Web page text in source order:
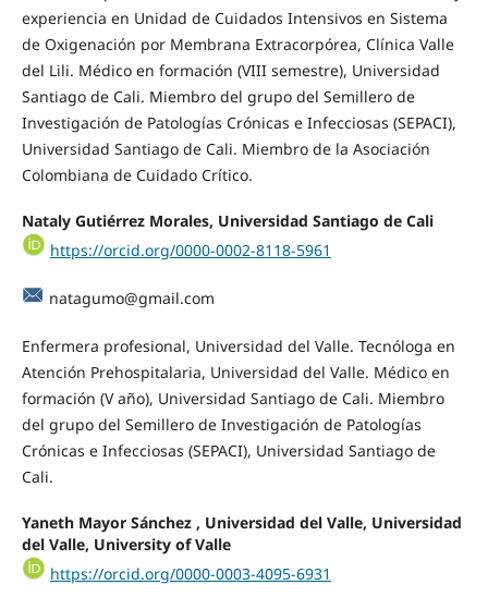
experiencia en Unidad de Cuidados Intensivos en Sistema
de Oxigenación por Membrana Extracorpórea, Clínica Valle
del Lili. Médico en formación (VIII semestre), Universidad
Santiago de Cali. Miembro del grupo del Semillero de
Investigación de Patologías Crónicas e Infecciosas (SEPACI),
Universidad Santiago de Cali. Miembro de la Asociación
Colombiana de Cuidado Crítico.
Nataly Gutiérrez Morales, Universidad Santiago de Cali
https://orcid.org/0000-0002-8118-5961
natagumo@gmail.com
Enfermera profesional, Universidad del Valle. Tecnóloga en
Atención Prehospitalaria, Universidad del Valle. Médico en
formación (V año), Universidad Santiago de Cali. Miembro
del grupo del Semillero de Investigación de Patologías
Crónicas e Infecciosas (SEPACI), Universidad Santiago de
Cali.
Yaneth Mayor Sánchez , Universidad del Valle, Universidad
del Valle, University of Valle
https://orcid.org/0000-0003-4095-6931